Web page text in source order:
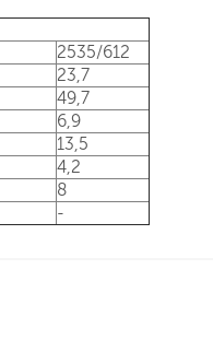
2535/612
23,7
49,7
6,9
13,5
4,2
8
-